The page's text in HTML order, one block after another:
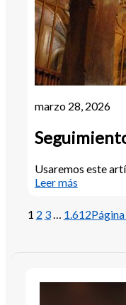
marzo 28, 2026
Usaremos este
Leer más:
sesión
Ibex
1 2 3… 1.612